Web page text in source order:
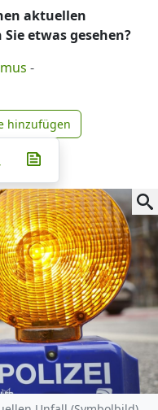
aktuellen
etwas gesehen?
-
zu Google
hinzufügen
auf Whatsapp
Teilen auf Telegram
teilen
Post auf X